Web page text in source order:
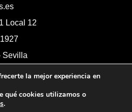
Local 12
Sevilla
la mejor experiencia en
qué cookies utilizamos o
.